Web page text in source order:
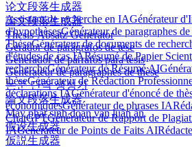
论文段落生成器
論文段落生成器
Thesis-Absatz-Generator
Gerador de parágrafos de tese
Generador de párrafos para tesis
Générateur de paragraphes de thèse
논문 단락 생성기
論文段落生成器
Máy phát sinh đoạn văn luận án
假设生成器
仮説生成器
Assistant de recherche en IAGénérateur
d'hypothèsesGénérateur de paragraphes de
ThèseGénérateur de documents de
d'études de cas IARésumé de Papier
rechercheGénérateur de Résumé AI
thèseGénérateur de Rédaction
déclarations IAGénérateur d'énoncé de
économiquesGénérateur de phrases IA
ChatGPTGénérateur de Rapport de Plagiat
IAGénérateur de Points de Faits AI